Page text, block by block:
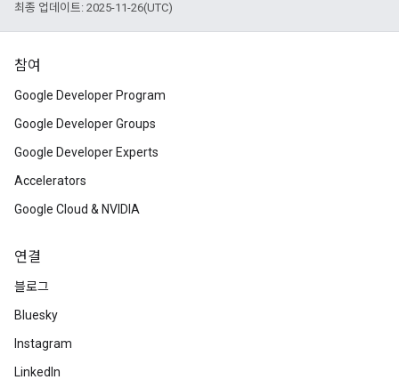
최종 업데이트: 2025-11-26(UTC)
참여
Google Developer Program
Google Developer Groups
Google Developer Experts
Accelerators
Google Cloud & NVIDIA
연결
블로그
Bluesky
Instagram
LinkedIn